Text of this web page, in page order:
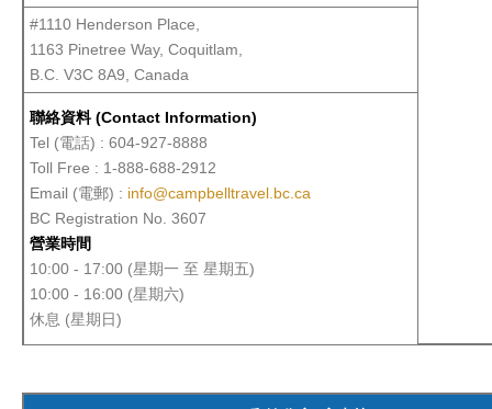
#1110 Henderson Place,
1163 Pinetree Way, Coquitlam,
B.C. V3C 8A9, Canada
聯絡資料 (Contact Information)
Tel (電話) : 604-927-8888
Toll Free : 1-888-688-2912
Email (電郵) : info@campbelltravel.bc.ca
BC Registration No. 3607
營業時間
10:00 - 17:00 (星期一 至 星期五)
10:00 - 16:00 (星期六)
休息 (星期日)